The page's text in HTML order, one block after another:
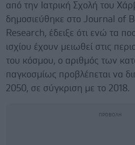
από την Ιατρική Σχολή του
δημοσιεύθηκε στο Journal of
Research, έδειξε ότι ενώ τα
ισχίου έχουν μειωθεί στις
του κόσμου, ο αριθμός των
παγκοσμίως προβλέπεται να
2050, σε σύγκριση με το 2018.